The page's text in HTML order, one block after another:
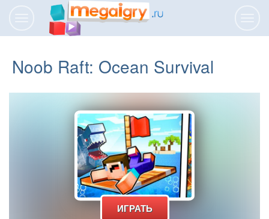
Переключить
навигацию
Noob Raft: Ocean Survival